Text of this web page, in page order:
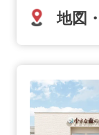
地図